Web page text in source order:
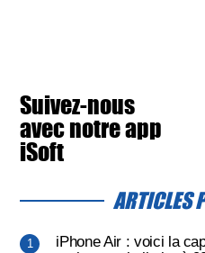
Suivez-nous
avec notre app
iSoft
ARTICLES
iPhone Air : voici la